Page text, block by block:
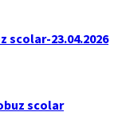
scolar-23.04.2026
scolar